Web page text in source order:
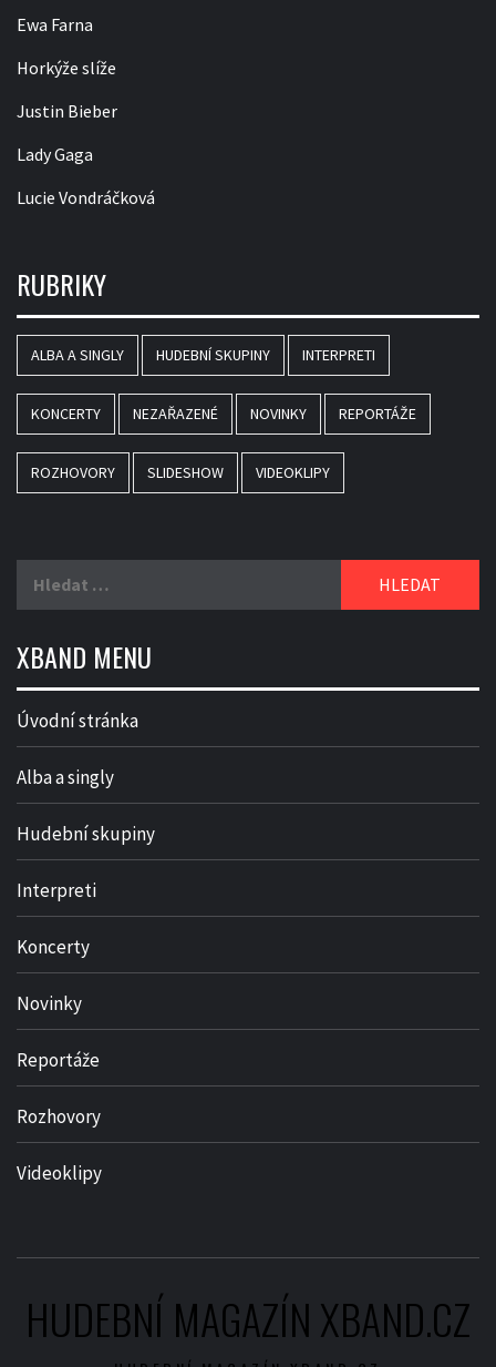
Ewa Farna
Horkýže slíže
Justin Bieber
Lady Gaga
Lucie Vondráčková
RUBRIKY
ALBA A SINGLY HUDEBNÍ SKUPINY INTERPRETI
KONCERTY NEZAŘAZENÉ NOVINKY REPORTÁŽE
ROZHOVORY SLIDESHOW VIDEOKLIPY
XBAND MENU
Úvodní stránka
Alba a singly
Hudební skupiny
Interpreti
Koncerty
Novinky
Reportáže
Rozhovory
Videoklipy
HUDEBNÍ MAGAZÍN XBAND.CZ